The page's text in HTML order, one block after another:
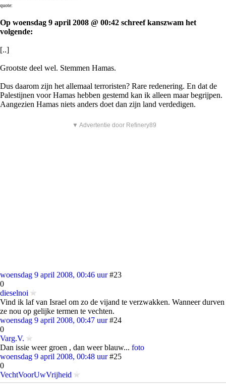
quote:
Op woensdag 9 april 2008 @ 00:42 schreef kanszwam het
volgende:
[..]
Grootste deel wel. Stemmen Hamas.
Dus daarom zijn het allemaal terroristen? Rare redenering. En dat de
Palestijnen voor Hamas hebben gestemd kan ik alleen maar begrijpen.
Aangezien Hamas niets anders doet dan zijn land verdedigen.
▼ Advertentie door Refinery89
woensdag 9 april 2008, 00:46 uur #23
0
dieselnoi
Vind ik laf van Israel om zo de vijand te verzwakken. Wanneer durven
ze nou op gelijke termen te vechten.
woensdag 9 april 2008, 00:47 uur #24
0
Varg.V.
Dan issie weer groen , dan weer blauw... foto
woensdag 9 april 2008, 00:48 uur #25
0
VechtVoorUwVrijheid
quote: